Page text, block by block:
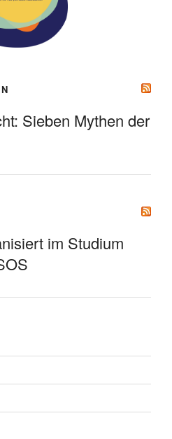
Sieben Mythen der
im Studium